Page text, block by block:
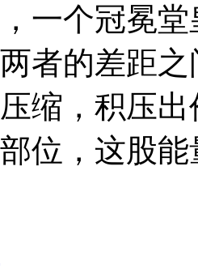
一个冠冕
者的差距
缩，积压
位，这股